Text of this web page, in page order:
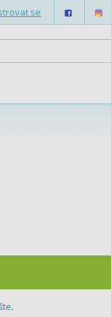
se
.